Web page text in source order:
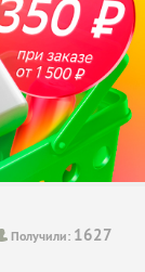
Получили: 1627